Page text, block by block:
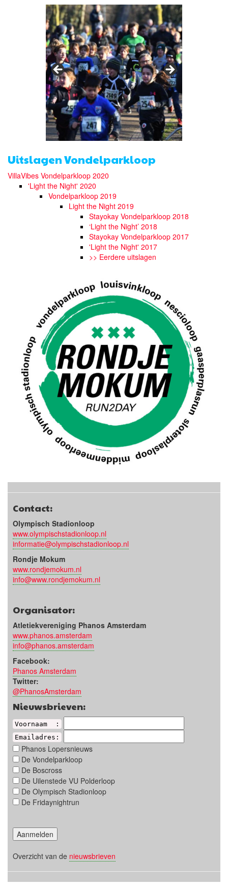
Uitslagen Vondelparkloop
VillaVibes Vondelparkloop 2020
'Light the Night' 2020
Vondelparkloop 2019
Light the Night 2019
Stayokay Vondelparkloop 2018
‘Light the Night’ 2018
Stayokay Vondelparkloop 2017
'Light the Night' 2017
>> Eerdere uitslagen
Contact:
Olympisch Stadionloop
www.olympischstadionloop.nl
informatie@olympischstadionloop.nl
Rondje Mokum
www.rondjemokum.nl
info@www.rondjemokum.nl
Organisator:
Atletiekvereniging Phanos Amsterdam
www.phanos.amsterdam
info@phanos.amsterdam
Facebook:
Phanos Amsterdam
Twitter:
@PhanosAmsterdam
Nieuwsbrieven:
Voornaam :
Emailadres:
Phanos Lopersnieuws
De Vondelparkloop
De Boscross
De Uilenstede VU Polderloop
De Olympisch Stadionloop
De Fridaynightrun
Overzicht van de nieuwsbrieven